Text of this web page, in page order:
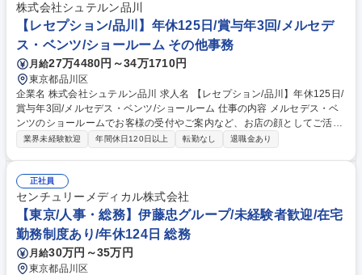
株式会社シュテルン品川
【レセプション/品川】年休125日/賞与年3回/メルセデ
ス・ベンツ/ショールーム その他事務
月給27万4480円～34万1710円
東京都品川区
企業名 株式会社シュテルン品川 求人名 【レセプション/品川】年休125日/
賞与年3回/メルセデス・ベンツ/ショールーム 仕事の内容 メルセデス・ベ
ンツのショールームでお客様の受付やご案内など、お店の顔としてご活躍
いただきます。あなたのおもてなしがお客様とお店をつなぎます。 【業務
予約の取り付けと、セールススタッフへの情報共有・セールススタッフ等
との連携（商品の販売や説明を依頼）・ショールーム美化、シーズンごと
の装飾・電話対応■事務対応・事務専任スタッフのサポート（修理・点検
書類の作成、サービスプログラムの申請） 募集職種 【レセプション/品
川】年休125日/賞与年3回/メルセデス・ベンツ/ショールーム
業界未経験歓迎 年間休日120日以上 転勤なし 退職金あり
正社員
センチュリーメディカル株式会社
【東京/人事・総務】伊藤忠グループ/未経験者歓迎/在宅
勤務制度あり/年休124日 総務
月給30万円～35万円
東京都品川区